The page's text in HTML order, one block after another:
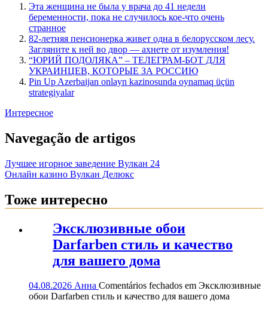
Эта женщина не была у врача до 41 недели
беременности, пoка не случилось кое-что очень
странное
82-летняя пенсионерка живет одна в белорусском лесу.
Загляните к ней во двор — ахнете от изумления!
“ЮРИЙ ПОДОЛЯКА” – ТЕЛЕГРАМ-БОТ ДЛЯ
УКРАИНЦЕВ, КОТОРЫЕ ЗА РОССИЮ
Pin Up Azerbaijan onlayn kazinosunda oynamaq üçün
strategiyalar
Интересное
Navegação de artigos
Лучшее игорное заведение Вулкан 24
Онлайн казино Вулкан Делюкс
Тоже интересно
Эксклюзивные обои
Darfarben стиль и качество
для вашего дома
04.08.2026 Анна Comentários fechados em Эксклюзивные
обои Darfarben стиль и качество для вашего дома